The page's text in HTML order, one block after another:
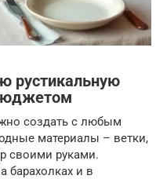
рустикальную
создать с любым
материалы – ветки,
своими руками.
барахолках и в